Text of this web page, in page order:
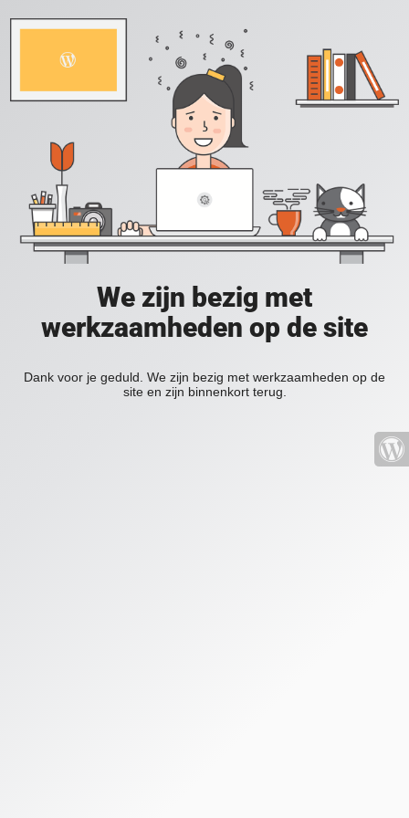
We zijn bezig met
werkzaamheden op de site
Dank voor je geduld. We zijn bezig met werkzaamheden op de
site en zijn binnenkort terug.